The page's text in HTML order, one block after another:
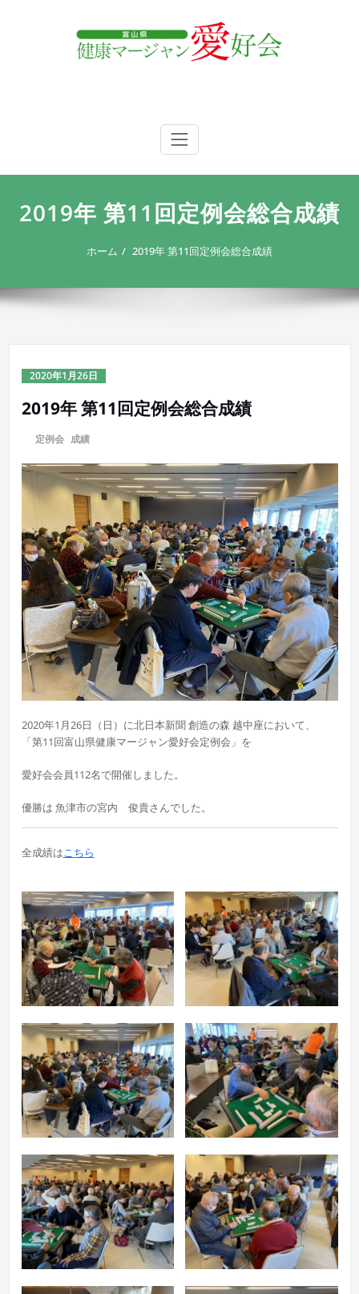
富山県 健康マージャン愛好会
2019年 第11回定例会総合成績
ホーム 2019年 第11回定例会総合成績
2020年1月26日
2019年 第11回定例会総合成績
定例会, 成績
2020年1月26日（日）に北日本新聞 創造の森 越中座において、
「第11回富山県健康マージャン愛好会定例会」を
愛好会会員112名で開催しました。
優勝は 魚津市の宮内 俊貴さんでした。
全成績は こちら